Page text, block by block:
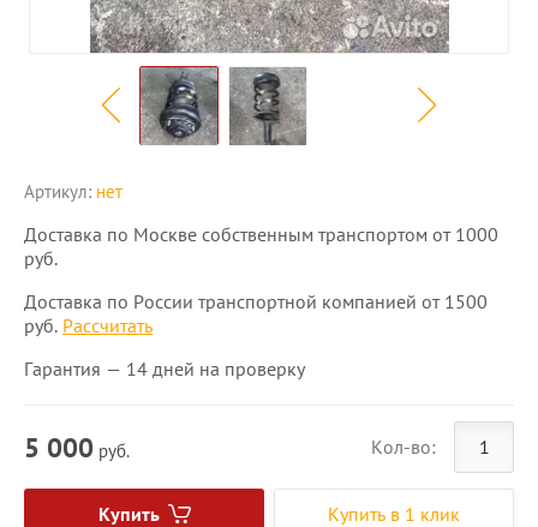
Артикул: нет
Доставка по Москве собственным транспортом от 1000
руб.
Доставка по России транспортной компанией от 1500
руб. Рассчитать
Гарантия — 14 дней на проверку
5 000 руб. Кол-во:
Купить Купить в 1 клик